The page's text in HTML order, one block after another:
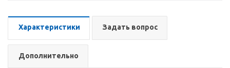
Характеристики Задать вопрос
Дополнительно